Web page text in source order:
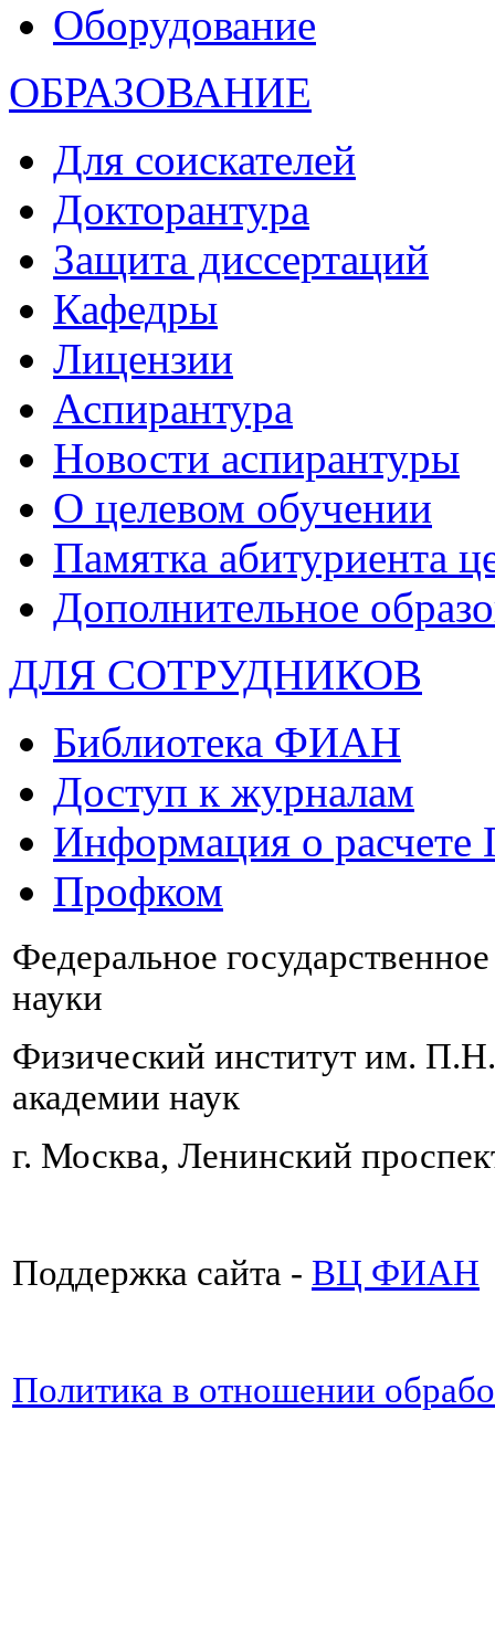
Оборудование
ОБРАЗОВАНИЕ
Для соискателей
Докторантура
Защита диссертаций
Кафедры
Лицензии
Аспирантура
Новости аспирантуры
О целевом обучении
Памятка абитуриента
Дополнительное
ДЛЯ СОТРУДНИКОВ
Библиотека ФИАН
Доступ к журналам
Информация о
Профком
Федеральное
науки
Физический институт им.
академии наук
г. Москва, Ленинский
Поддержка сайта - ВЦ ФИАН
Политика в отношении